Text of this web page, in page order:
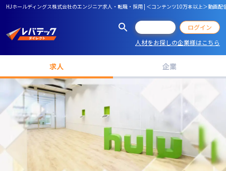
HJホールディングス株式会社のエンジニア求人・転職・採用 | ＜コンテンツ10万本以上＞動
ログイン
人材をお探しの企業様はこちら
求人 企業